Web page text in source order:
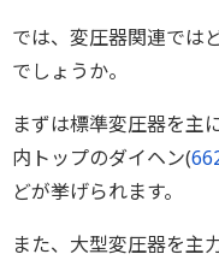
では、変圧器関連では
でしょうか。
まずは標準変圧器を主
内トップのダイヘン(
どが挙げられます。
また、大型変圧器を主